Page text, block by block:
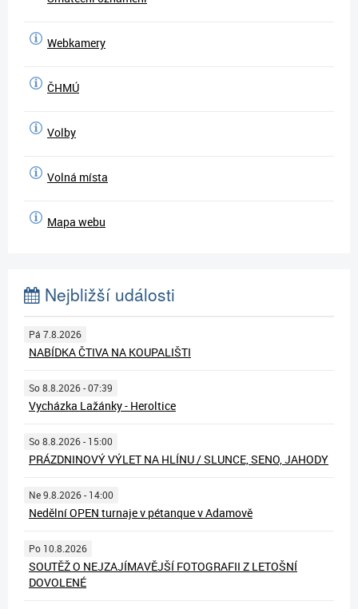
Webkamery
ČHMÚ
Volby
Volná místa
Mapa webu
Nejbližší události
Pá 7.8.2026
NABÍDKA ČTIVA NA KOUPALIŠTI
So 8.8.2026 - 07:39
Vycházka Lažánky - Heroltice
So 8.8.2026 - 15:00
PRÁZDNINOVÝ VÝLET NA HLÍNU / SLUNCE, SENO, JAHODY
Ne 9.8.2026 - 14:00
Nedělní OPEN turnaje v pétanque v Adamově
Po 10.8.2026
SOUTĚŽ O NEJZAJÍMAVĚJŠÍ FOTOGRAFII Z LETOŠNÍ
DOVOLENÉ